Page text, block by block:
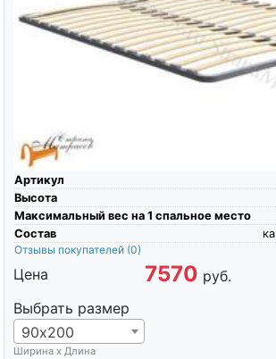
Артикул
Высота
Максимальный вес на 1 спальное место
Состав
Отзывы покупателей (0)
Цена 7570 руб.
Выбрать размер
90х200
Ширина х Длина